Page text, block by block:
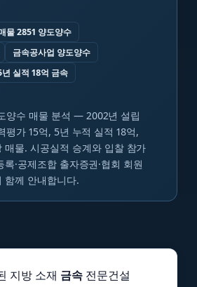
물 2851 양도양수
금속공사업 양도양수
년 실적 18억 금속
양수 매물 분석 — 2002년 설립
평가 15억, 5년 누적 실적 18억,
매물. 시공실적 승계와 입찰 참가
·공제조합 출자증권·협회 회원
함께 안내합니다.
지방 소재 금속전문건설